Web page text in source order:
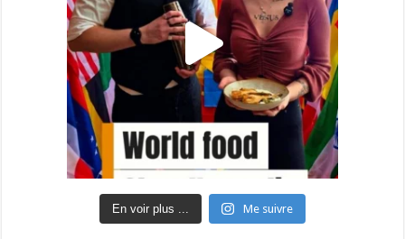
En voir plus ... Me suivre